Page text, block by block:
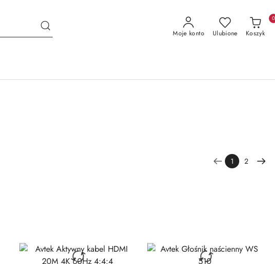
Moje konto Ulubione Koszyk
0
1 2